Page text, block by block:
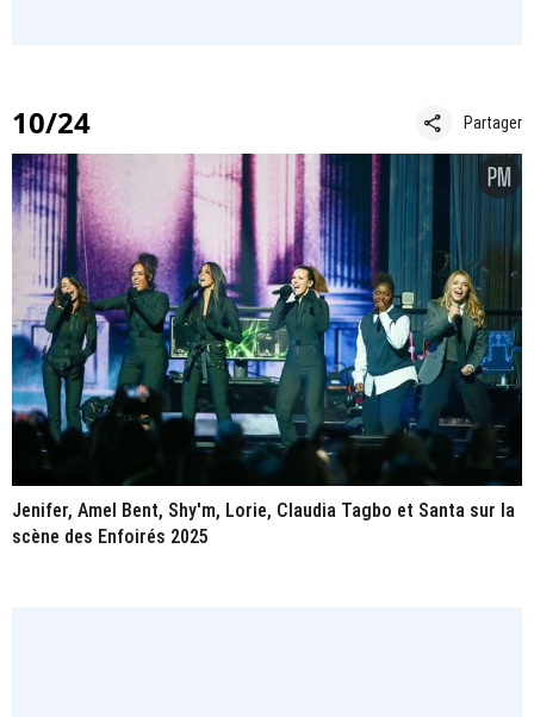
10/24 share Partager
Jenifer, Amel Bent, Shy'm, Lorie, Claudia Tagbo et Santa sur la
scène des Enfoirés 2025